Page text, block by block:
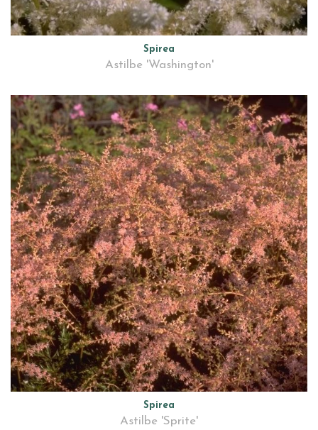
Spirea
Astilbe 'Washington'
Spirea
Astilbe 'Sprite'